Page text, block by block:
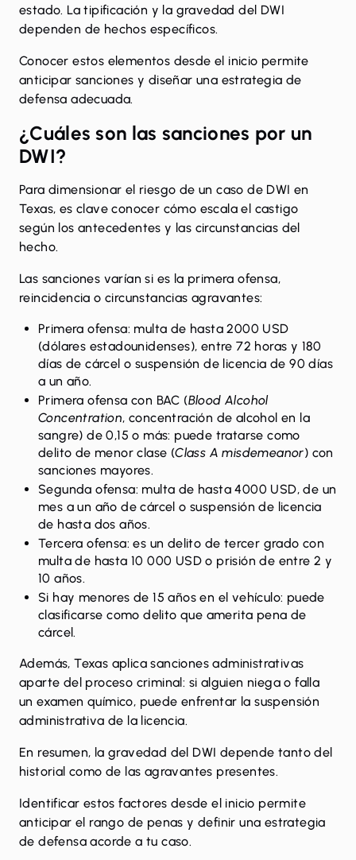
estado. La tipificación y la gravedad del DWI
dependen de hechos específicos.
Conocer estos elementos desde el inicio permite
anticipar sanciones y diseñar una estrategia de
defensa adecuada.
¿Cuáles son las sanciones por un
DWI?
Para dimensionar el riesgo de un caso de DWI en
Texas, es clave conocer cómo escala el castigo
según los antecedentes y las circunstancias del
hecho.
Las sanciones varían si es la primera ofensa,
reincidencia o circunstancias agravantes:
Primera ofensa: multa de hasta 2000 USD
(dólares estadounidenses), entre 72 horas y 180
días de cárcel o suspensión de licencia de 90 días
a un año.
Primera ofensa con BAC (Blood Alcohol
Concentration, concentración de alcohol en la
sangre) de 0,15 o más: puede tratarse como
delito de menor clase (Class A misdemeanor) con
sanciones mayores.
Segunda ofensa: multa de hasta 4000 USD, de un
mes a un año de cárcel o suspensión de licencia
de hasta dos años.
Tercera ofensa: es un delito de tercer grado con
multa de hasta 10 000 USD o prisión de entre 2 y
10 años.
Si hay menores de 15 años en el vehículo: puede
clasificarse como delito que amerita pena de
cárcel.
Además, Texas aplica sanciones administrativas
aparte del proceso criminal: si alguien niega o falla
un examen químico, puede enfrentar la suspensión
administrativa de la licencia.
En resumen, la gravedad del DWI depende tanto del
historial como de las agravantes presentes.
Identificar estos factores desde el inicio permite
anticipar el rango de penas y definir una estrategia
de defensa acorde a tu caso.